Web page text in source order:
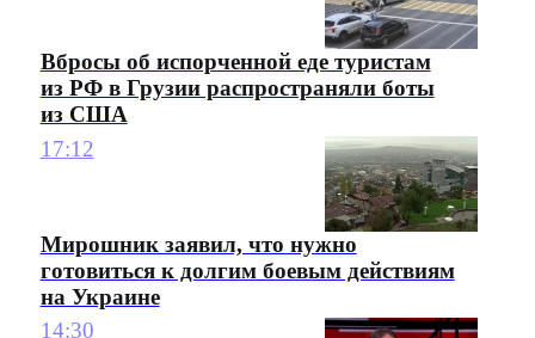
Вбросы об испорченной еде туристам
из РФ в Грузии распространяли боты
из США
17:12
Мирошник заявил, что нужно
готовиться к долгим боевым действиям
на Украине
14:30